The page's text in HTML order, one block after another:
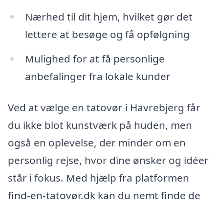
Nærhed til dit hjem, hvilket gør det
lettere at besøge og få opfølgning
Mulighed for at få personlige
anbefalinger fra lokale kunder
Ved at vælge en tatovør i Havrebjerg får
du ikke blot kunstværk på huden, men
også en oplevelse, der minder om en
personlig rejse, hvor dine ønsker og idéer
står i fokus. Med hjælp fra platformen
find-en-tatovør.dk kan du nemt finde de